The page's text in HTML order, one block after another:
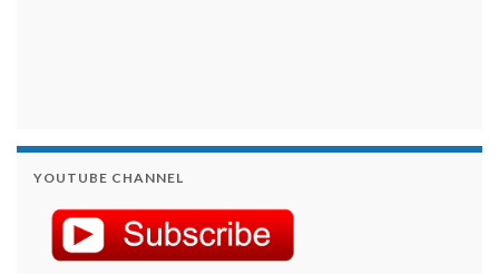
YOUTUBE CHANNEL